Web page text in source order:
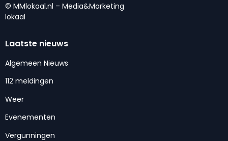
© MMlokaal.nl – Media&Marketing
lokaal
Laatste nieuws
Algemeen Nieuws
112 meldingen
Weer
Evenementen
Vergunningen